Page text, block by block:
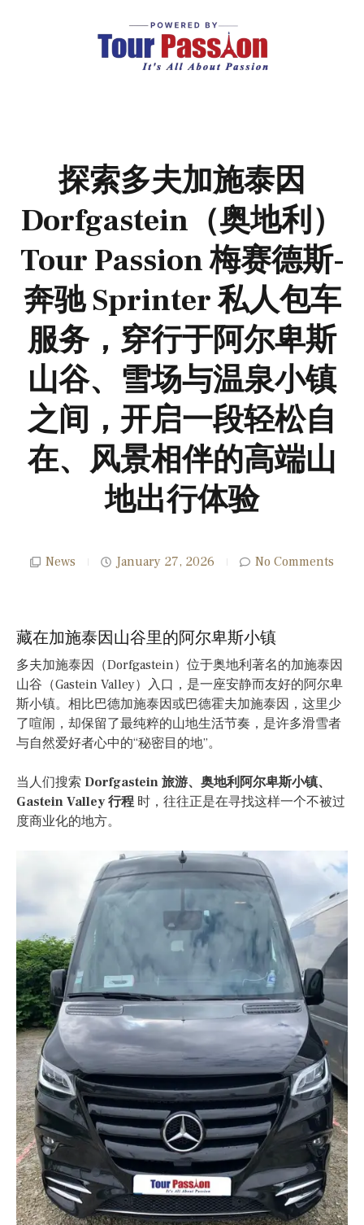
探索多夫加施泰因
Dorfgastein（奥地利）
Tour Passion 梅赛德斯-
奔驰 Sprinter 私人包车
服务，穿行于阿尔卑斯
山谷、雪场与温泉小镇
之间，开启一段轻松自
在、风景相伴的高端山
地出行体验
News January 27, 2026 No Comments
藏在加施泰因山谷里的阿尔卑斯小镇
多夫加施泰因（Dorfgastein）位于奥地利著名的加施泰因
山谷（Gastein Valley）入口，是一座安静而友好的阿尔卑
斯小镇。相比巴德加施泰因或巴德霍夫加施泰因，这里少
了喧闹，却保留了最纯粹的山地生活节奏，是许多滑雪者
与自然爱好者心中的“秘密目的地”。
当人们搜索 Dorfgastein 旅游、奥地利阿尔卑斯小镇、
Gastein Valley 行程时，往往正是在寻找这样一个不被过
度商业化的地方。